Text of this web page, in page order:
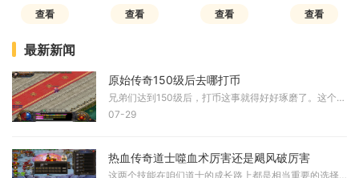
查看 查看 查看 查看
最新新闻
原始传奇150级后去哪打币
兄弟们达到150级后，打币这事就得好好琢磨了。这个阶段咱们已经告别了新手期，需要寻找更高效的方式来积累财富。高级地图绝对是打币的首选场所，比如黑暗神殿、神之遗迹这些地
07-29
热血传奇道士噬血术厉害还是飓风破厉害
这两个技能在咱们道士的成长路上都是相当重要的选择，但要论谁更厉害还真不能一概而论。它们各有各的特色和用途，在不同的场合发挥的作用也完全不一样。有些老铁觉得噬血术是